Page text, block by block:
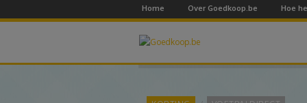
Home Over Goedkoop.be Hoe